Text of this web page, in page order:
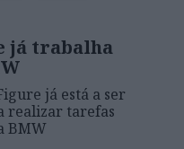
já trabalha
já está a ser
realizar tarefas
BMW